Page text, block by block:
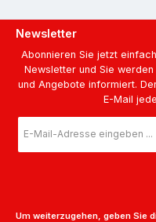
Newsletter
Abonnieren Sie jetzt
Newsletter und Sie
und Angebote informiert.
E-Mail
Mail-
Adresse
Um weiterzugehen, geben Sie